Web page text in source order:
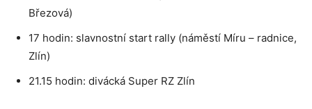
Březová)
17 hodin: slavnostní start rally (náměstí Míru – radnice,
Zlín)
21.15 hodin: divácká Super RZ Zlín